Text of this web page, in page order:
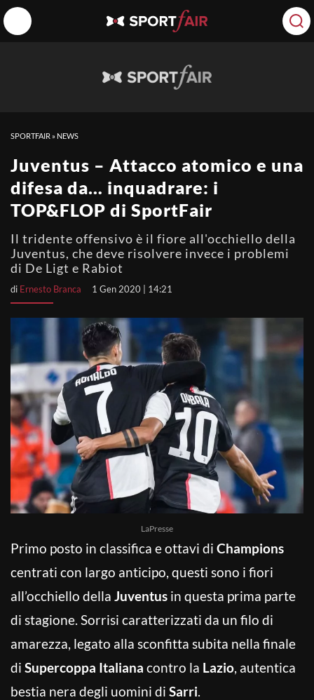
SPORTFAIR » NEWS
Juventus – Attacco atomico e una
difesa da… inquadrare: i
TOP&FLOP di SportFair
Il tridente offensivo è il fiore all'occhiello della
Juventus, che deve risolvere invece i problemi
di De Ligt e Rabiot
di Ernesto Branca 1 Gen 2020 | 14:21
LaPresse
Primo posto in classifica e ottavi di Champions
centrati con largo anticipo, questi sono i fiori
all’occhiello della Juventus in questa prima parte
di stagione. Sorrisi caratterizzati da un filo di
amarezza, legato alla sconfitta subita nella finale
di Supercoppa Italiana contro la Lazio, autentica
bestia nera degli uomini di Sarri.